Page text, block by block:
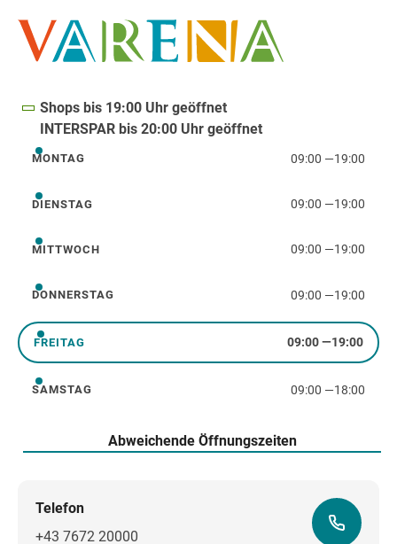
Shops bis 19:00 Uhr geöffnet
INTERSPAR bis 20:00 Uhr geöffnet
Montag
MONTAG 09:00 —19:00
Dienstag
DIENSTAG 09:00 —19:00
Mittwoch
MITTWOCH 09:00 —19:00
Donnerstag
DONNERSTAG 09:00 —19:00
Freitag
FREITAG 09:00—19:00
Samstag
SAMSTAG 09:00 —18:00
Abweichende Öffnungszeiten
Telefon
+43 7672 20000